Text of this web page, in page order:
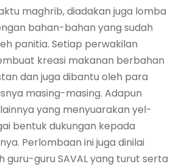
maghrib, diadakan juga lomba
bahan-bahan yang sudah
panitia. Setiap perwakilan
kreasi makanan berbahan
dan juga dibantu oleh para
masing-masing. Adapun
yang menyuarakan yel-
bentuk dukungan kepada
Perlombaan ini juga dinilai
guru-guru SAVAL yang turut serta